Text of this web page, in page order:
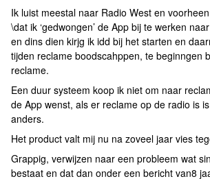
Ik luist meestal naar Radio West en
\dat ik ‘gedwongen’ de App bij te werken
en dins dien kirjg ik idd bij het starten en
tijden reclame boodscahppen, te beginngen
reclame.
Een duur systeem koop ik niet om naar
de App wenst, als er reclame op de radio is
anders.
Het product valt mij nu na zoveel jaar vies
Grappig, verwijzen naar een probleem wat
bestaat en dat dan onder een bericht van8